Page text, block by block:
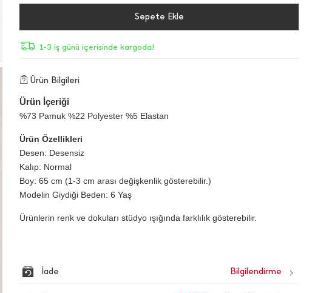
Sepete Ekle
1-3 iş günü içerisinde kargoda!
Ürün Bilgileri
Ürün İçeriği
%73 Pamuk %22 Polyester %5 Elastan
Ürün Özellikleri
Desen: Desensiz
Kalıp: Normal
Boy: 65 cm (1-3 cm arası değişkenlik gösterebilir.)
Modelin Giydiği Beden: 6 Yaş
Ürünlerin renk ve dokuları stüdyo ışığında farklılık gösterebilir.
İade